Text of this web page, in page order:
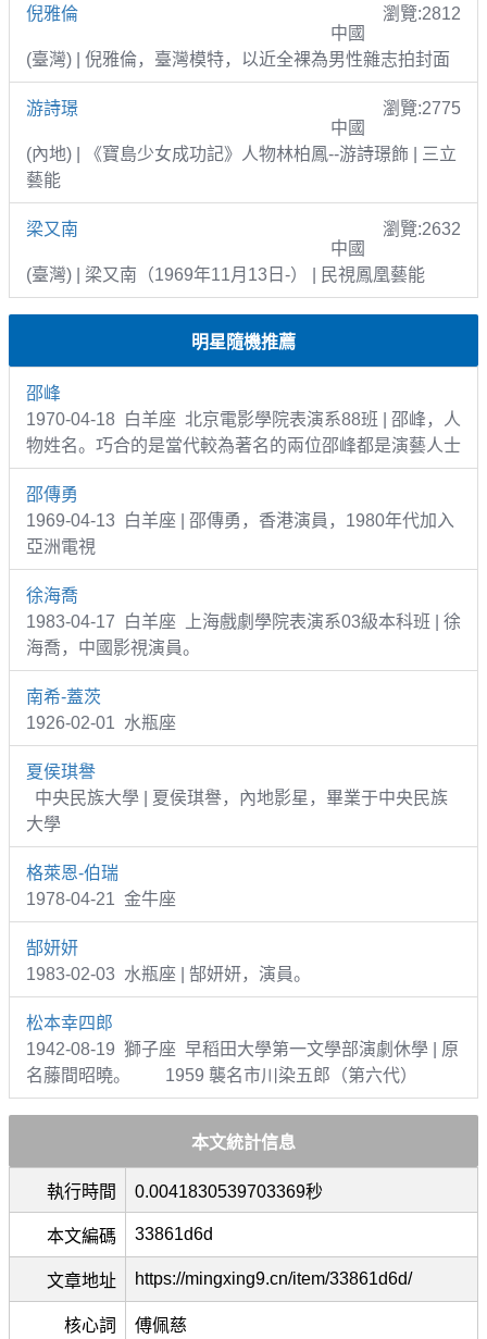
倪雅倫
瀏覽:2812
中國
(臺灣) | 倪雅倫，臺灣模特，以近全裸為男性雜志拍封面
游詩璟
瀏覽:2775
中國
(內地) | 《寶島少女成功記》人物林柏鳳--游詩璟飾 | 三立
藝能
梁又南
瀏覽:2632
中國
(臺灣) | 梁又南（1969年11月13日-） | 民視鳳凰藝能
明星隨機推薦
邵峰
1970-04-18 白羊座 北京電影學院表演系88班 | 邵峰，人
物姓名。巧合的是當代較為著名的兩位邵峰都是演藝人士
邵傳勇
1969-04-13 白羊座 | 邵傳勇，香港演員，1980年代加入
亞洲電視
徐海喬
1983-04-17 白羊座 上海戲劇學院表演系03級本科班 | 徐
海喬，中國影視演員。
南希-蓋茨
1926-02-01 水瓶座
夏侯琪譽
中央民族大學 | 夏侯琪譽，內地影星，畢業于中央民族
大學
格萊恩-伯瑞
1978-04-21 金牛座
郜妍妍
1983-02-03 水瓶座 | 郜妍妍，演員。
松本幸四郎
1942-08-19 獅子座 早稻田大學第一文學部演劇休學 | 原
名藤間昭曉。 1959 襲名市川染五郎（第六代）
本文統計信息
執行時間 0.0041830539703369秒
本文編碼 33861d6d
文章地址 https://mingxing9.cn/item/33861d6d/
核心詞 傅佩慈